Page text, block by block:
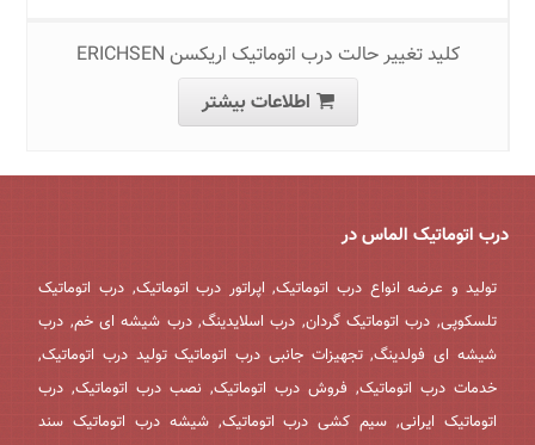
کلید تغییر حالت درب اتوماتیک اریکسن ERICHSEN
اطلاعات بیشتر
درب اتوماتیک الماس در
تولید و عرضه انواع درب اتوماتیک, اپراتور درب اتوماتیک, درب اتوماتیک
تلسکوپی, درب اتوماتیک گردان, درب اسلایدینگ, درب شیشه ای خم, درب
شیشه ای فولدینگ, تجهیزات جانبی درب اتوماتیک تولید درب اتوماتیک,
خدمات درب اتوماتیک, فروش درب اتوماتیک, نصب درب اتوماتیک, درب
اتوماتیک ایرانی, سیم کشی درب اتوماتیک, شیشه درب اتوماتیک سند